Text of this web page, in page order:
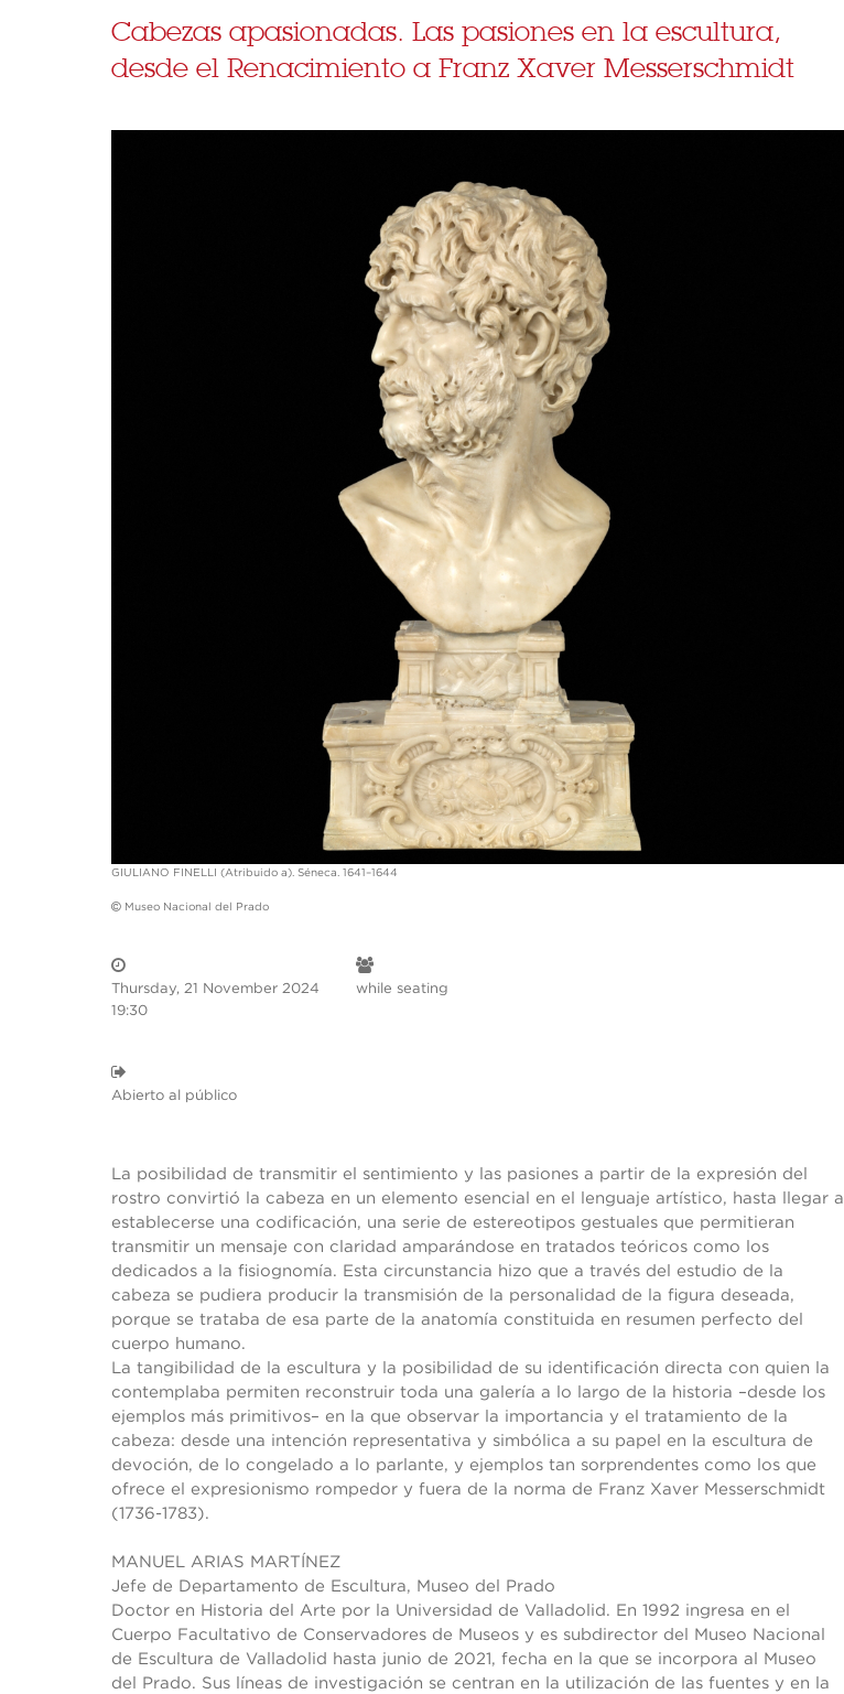
Cabezas apasionadas. Las pasiones en la escultura,
desde el Renacimiento a Franz Xaver Messerschmidt
GIULIANO FINELLI (Atribuido a). Séneca. 1641–1644
Museo Nacional del Prado
Thursday, 21 November 2024
19:30
while seating
Abierto al público
La posibilidad de transmitir el sentimiento y las pasiones a partir de la expresión del
rostro convirtió la cabeza en un elemento esencial en el lenguaje artístico, hasta llegar a
establecerse una codificación, una serie de estereotipos gestuales que permitieran
transmitir un mensaje con claridad amparándose en tratados teóricos como los
dedicados a la fisiognomía. Esta circunstancia hizo que a través del estudio de la
cabeza se pudiera producir la transmisión de la personalidad de la figura deseada,
porque se trataba de esa parte de la anatomía constituida en resumen perfecto del
cuerpo humano.
La tangibilidad de la escultura y la posibilidad de su identificación directa con quien la
contemplaba permiten reconstruir toda una galería a lo largo de la historia –desde los
ejemplos más primitivos– en la que observar la importancia y el tratamiento de la
cabeza: desde una intención representativa y simbólica a su papel en la escultura de
devoción, de lo congelado a lo parlante, y ejemplos tan sorprendentes como los que
ofrece el expresionismo rompedor y fuera de la norma de Franz Xaver Messerschmidt
(1736-1783).
MANUEL ARIAS MARTÍNEZ
Jefe de Departamento de Escultura, Museo del Prado
Doctor en Historia del Arte por la Universidad de Valladolid. En 1992 ingresa en el
Cuerpo Facultativo de Conservadores de Museos y es subdirector del Museo Nacional
de Escultura de Valladolid hasta junio de 2021, fecha en la que se incorpora al Museo
del Prado. Sus líneas de investigación se centran en la utilización de las fuentes y en la